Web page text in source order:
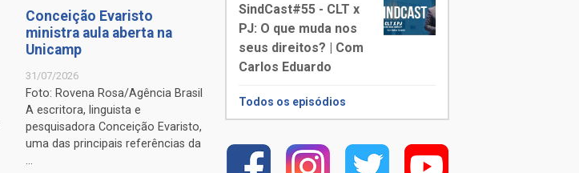
Conceição Evaristo
ministra aula aberta na
Unicamp
31/07/2026
Foto: Rovena Rosa/Agência Brasil
A escritora, linguista e
pesquisadora Conceição Evaristo,
uma das principais referências da
...
SindCast#55 - CLT x
PJ: O que muda nos
seus direitos? | Com
Carlos Eduardo
Todos os episódios